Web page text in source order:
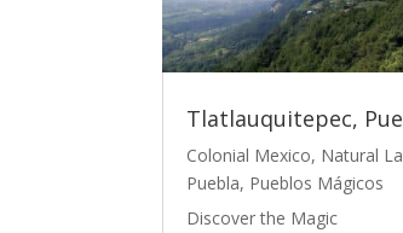
Tlatlauquitepec,
Colonial Mexico, Natural
Puebla, Pueblos Mágicos
Discover the Magic